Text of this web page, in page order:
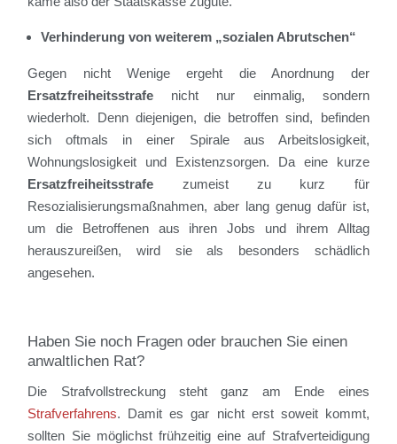
Verhinderung von weiterem „sozialen Abrutschen“
Gegen nicht Wenige ergeht die Anordnung der
Ersatzfreiheitsstrafe nicht nur einmalig, sondern
wiederholt. Denn diejenigen, die betroffen sind, befinden
sich oftmals in einer Spirale aus Arbeitslosigkeit,
Wohnungslosigkeit und Existenzsorgen. Da eine kurze
Ersatzfreiheits­strafe zumeist zu kurz für
Resozialisierungsmaßnahmen, aber lang genug dafür ist,
um die Betroffenen aus ihren Jobs und ihrem Alltag
herauszureißen, wird sie als besonders schädlich
angesehen.
Haben Sie noch Fragen oder brauchen Sie einen
anwaltlichen Rat?
Die Strafvollstreckung steht ganz am Ende eines
Strafverfahrens. Damit es gar nicht erst soweit kommt,
sollten Sie möglichst frühzeitig eine auf Strafverteidigung